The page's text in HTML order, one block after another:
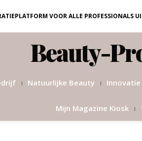
VOOR ALLE PROFESSIONALS
Beauty-
Natuurlijke Beauty Innovatie
Mijn Magazine Kiosk